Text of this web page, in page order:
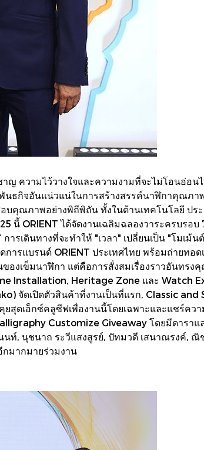
ความไว้วางใจและความงามที่จะไม่โอนอ่อน
นธกิจอันแน่วแน่ในการสร้างสรรค์นาฬิกาคุณภา
บคุณภาพอย่างพิถีพิถัน ทั้งในด้านเทคโนโลยี ปร
นี้ ORIENT ได้จัดงานเฉลิมฉลองวาระครบรอบ
รเดินทางที่จะทำให้ "เวลา" เปลี่ยนเป็น "โมเม้น
ารแบรนด์ ORIENT ประเทศไทย พร้อมถ่ายทอด
ของเข็มนาฬิกา แต่คือการสั่งสมเรื่องราวอันทรง
Installation, Heritage Zone และ Watch
จัดเปิดตัวสินค้าที่งานเป็นที่แรก, Classic
ดเอ็กซ์คลูซีฟเพื่องานนี้โดยเฉพาะและแชร์คว
Customize Giveaway โดยมีดาราแ
นท์, นุชนาถ ระวีแสงสูรย์, ปัทมวดี เสนาณรงค์,
มากมายร่วมงาน